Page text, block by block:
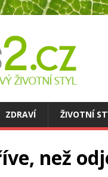
ZDRAVÍ ŽIVOTNÍ
než